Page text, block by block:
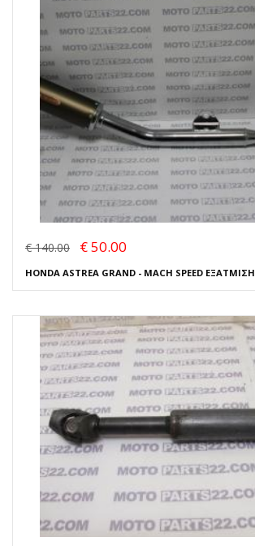
€ 140.00 € 50.00
HONDA ASTREA GRAND - MACH SPEED ΕΞΑΤΜΙΣΗ